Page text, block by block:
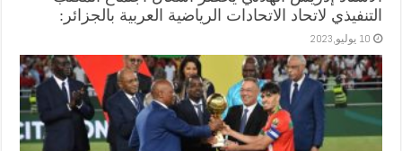
التنفيذي لاتحاد الاتحادات الرياضية العربية بالجزائر:
10 يوليو,2023